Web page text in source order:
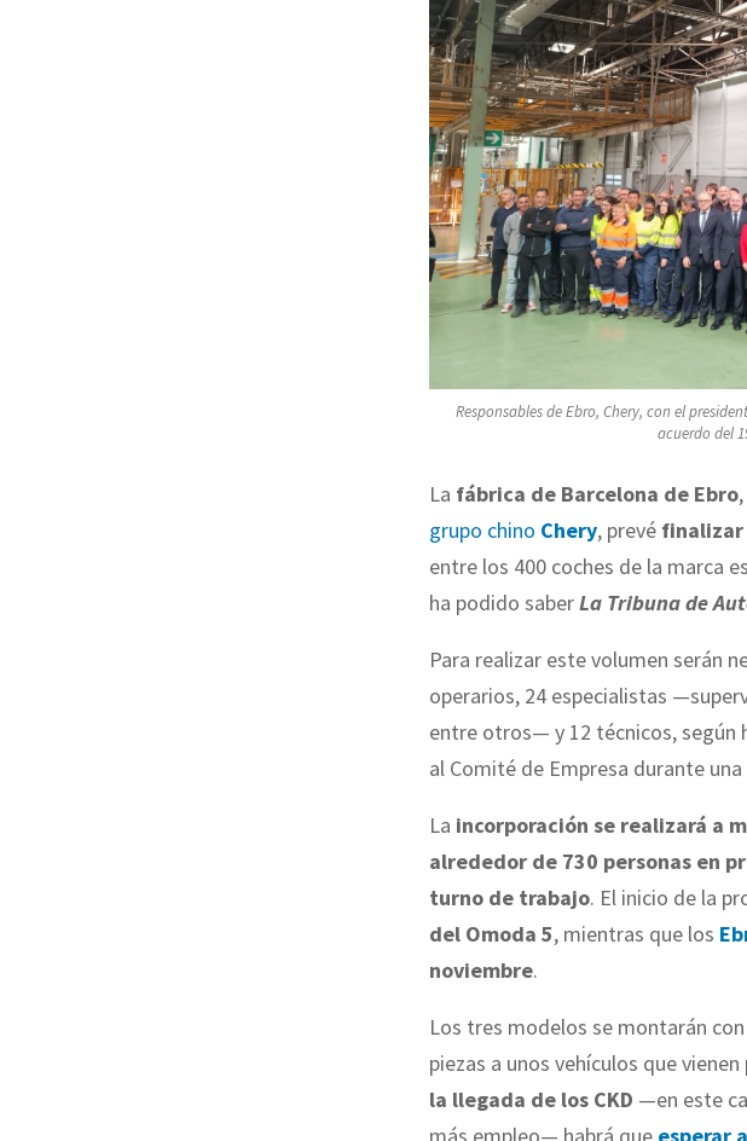
Responsables de Ebro, Chery, con el
acuerdo del
La fábrica de Barcelona de Ebro,
grupo chino Chery, prevé finalizar
entre los 400 coches de la marca
ha podido saberLa Tribuna de
Para realizar este volumen serán
operarios, 24 especialistas
entre otros— y 12 técnicos, según
al Comité de Empresa durante
La incorporación se realizará a
alrededor de 730 personas en
turno de trabajo. El inicio de la
del Omoda 5, mientras que los
noviembre.
Los tres modelos se montarán
piezas a unos vehículos que
la llegada de los CKD —en este
más empleo— habrá que esperar